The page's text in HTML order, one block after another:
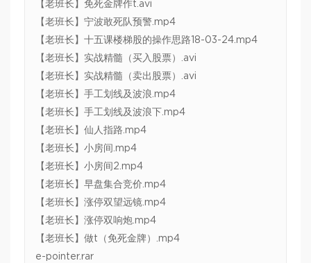
【老班长】免死金牌作t.avi
【老班长】宁波敢死队预警.mp4
【老班长】十五课楼梯股的操作思路18-03-24.mp4
【老班长】实战精髓（买入股票）.avi
【老班长】实战精髓（卖出股票）.avi
【老班长】手工划线及波浪.mp4
【老班长】手工划线及波浪下.mp4
【老班长】仙人指路.mp4
【老班长】小房间.mp4
【老班长】小房间2.mp4
【老班长】早盘集合竞价.mp4
【老班长】涨停双望远镜.mp4
【老班长】涨停双响炮.mp4
【老班长】做t（免死金牌）.mp4
e-pointer.rar